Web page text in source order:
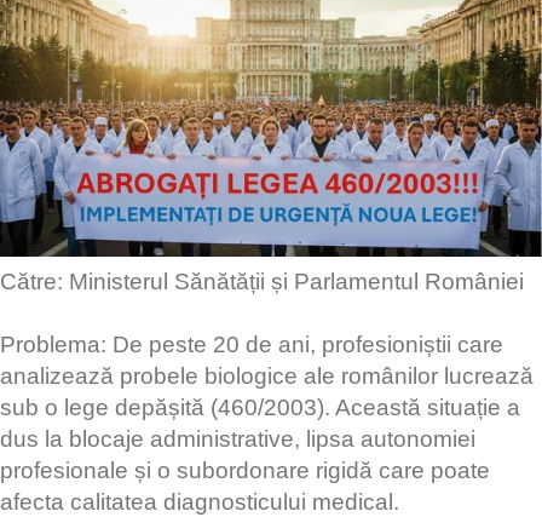
Către: Ministerul Sănătății și Parlamentul României
Problema: De peste 20 de ani, profesioniștii care
analizează probele biologice ale românilor lucrează
sub o lege depășită (460/2003). Această situație a
dus la blocaje administrative, lipsa autonomiei
profesionale și o subordonare rigidă care poate
afecta calitatea diagnosticului medical.